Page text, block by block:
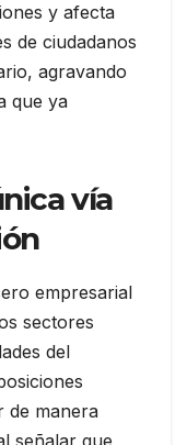
y afecta
de ciudadanos
agravando
que ya
vía
empresarial
sectores
del
de manera